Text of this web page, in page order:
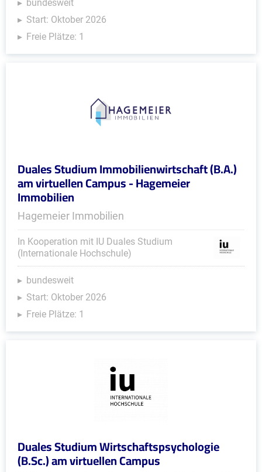
bundesweit
Start: Oktober 2026
Freie Plätze: 1
Duales Studium Immobilienwirtschaft (B.A.)
am virtuellen Campus - Hagemeier
Immobilien
Hagemeier Immobilien
In Kooperation mit IU Duales Studium
(Internationale Hochschule)
bundesweit
Start: Oktober 2026
Freie Plätze: 1
Duales Studium Wirtschaftspsychologie
(B.Sc.) am virtuellen Campus